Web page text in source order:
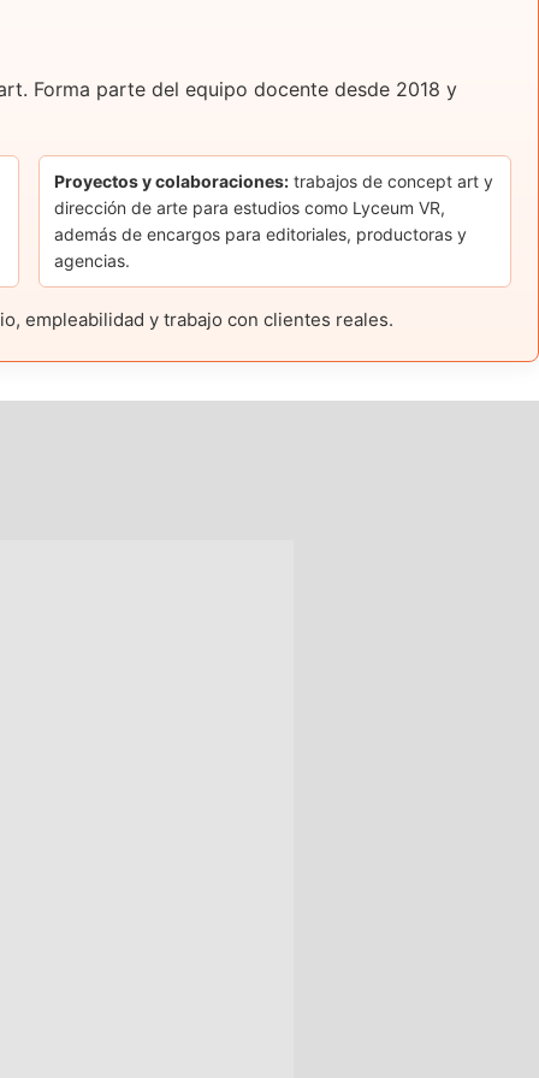
Forma parte del equipo docente desde 2018 y
Proyectos y colaboraciones: trabajos de concept art y
dirección de arte para estudios como Lyceum VR,
además de encargos para editoriales, productoras y
agencias.
empleabilidad y trabajo con clientes reales.